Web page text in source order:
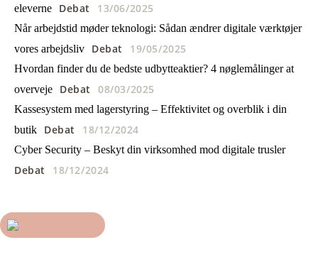
eleverne
Debat 13/06/2025
Når arbejdstid møder teknologi: Sådan ændrer digitale værktøjer
vores arbejdsliv
Debat 19/05/2025
Hvordan finder du de bedste udbytteaktier? 4 nøglemålinger at
overveje
Debat 08/03/2025
Kassesystem med lagerstyring – Effektivitet og overblik i din
butik
Debat 18/12/2024
Cyber Security – Beskyt din virksomhed mod digitale trusler
Debat 18/12/2024